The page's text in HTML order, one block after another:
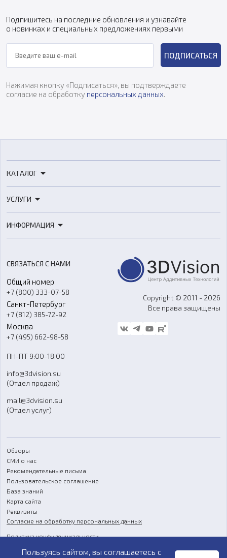
Подпишитесь на последние обновления и узнавайте
о новинках и специальных предложениях первыми
ПОДПИСАТЬСЯ
Нажимая кнопку «Подписаться», вы подтверждаете
согласие на обработку персональных данных.
КАТАЛОГ
3D-сканеры
Расходные материалы
Оборудование и материалы для вакуумного литья
Аксессуары и прочее оборудование
Программное обеспечение
УСЛУГИ
3D-моделирование
Ремонт и услуги
ИНФОРМАЦИЯ
О компании
Контакты
Гос. закупки
Стать дилером
Блог
FAQ
СВЯЗАТЬСЯ С НАМИ
Общий номер
+7 (800) 333-07-58
Санкт-Петербург
+7 (812) 385-72-92
Москва
+7 (495) 662-98-58
ПН-ПТ 9:00-18:00
info@3dvision.su
(Отдел продаж)
mail@3dvision.su
(Отдел услуг)
Copyright © 2011 - 2026
Все права защищены
Обзоры
СМИ о нас
Рекомендательные письма
Пользовательское соглашение
База знаний
Карта сайта
Реквизиты
Согласие на обработку персональных данных
Политика конфиденциальности
Публичная оферта
Пользуясь сайтом, вы соглашаетесь с